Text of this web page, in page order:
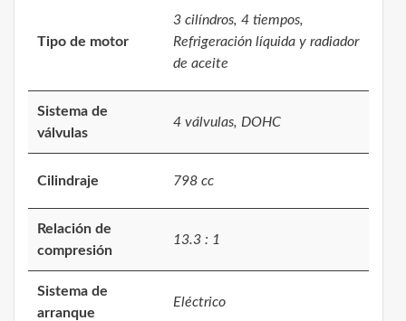
Tipo de motor
3 cilíndros, 4 tiempos,
Refrigeración líquida y radiador
de aceite
Sistema de
válvulas
4 válvulas, DOHC
Cilindraje 798 cc
Relación de
compresión
13.3 : 1
Sistema de
arranque
Eléctrico